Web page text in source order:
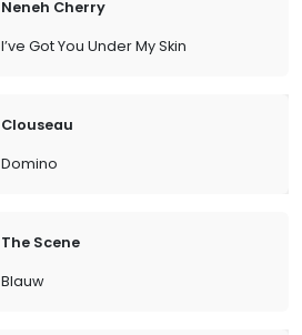
Neneh Cherry
I’ve Got You Under My Skin
Clouseau
Domino
The Scene
Blauw